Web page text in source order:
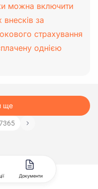
можна включити
за
страхування
однією
ще
Документи